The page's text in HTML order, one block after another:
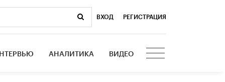
ВХОД РЕГИСТРАЦИЯ
АНАЛИТИКА ВИДЕО